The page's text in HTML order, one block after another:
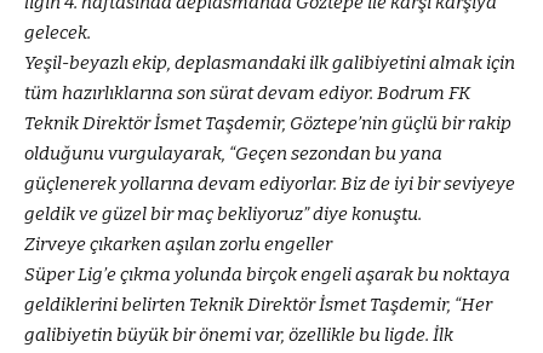
gelecek.
Yeşil-beyazlı ekip, deplasmandaki ilk galibiyetini almak için
tüm hazırlıklarına son sürat devam ediyor. Bodrum FK
Teknik Direktör İsmet Taşdemir, Göztepe’nin güçlü bir rakip
olduğunu vurgulayarak, “Geçen sezondan bu yana
güçlenerek yollarına devam ediyorlar. Biz de iyi bir seviyeye
geldik ve güzel bir maç bekliyoruz” diye konuştu.
Zirveye çıkarken aşılan zorlu engeller
Süper Lig’e çıkma yolunda birçok engeli aşarak bu noktaya
geldiklerini belirten Teknik Direktör İsmet Taşdemir, “Her
galibiyetin büyük bir önemi var, özellikle bu ligde. İlk